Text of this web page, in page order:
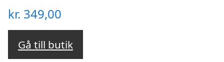
kr. 349,00
Gå till butik